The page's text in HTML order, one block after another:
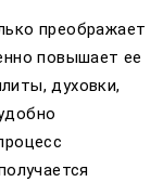
преображает
повышает ее
духовки,